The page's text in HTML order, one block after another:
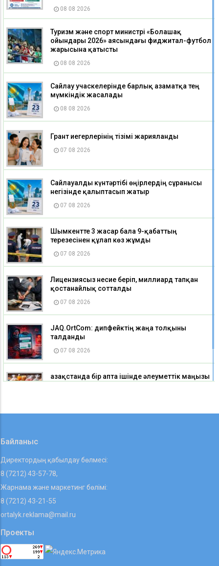
08 08 2026
Туризм және спорт министрі «Болашақ
ойындары 2026» аясындағы фиджитал-футбол
жарысына қатысты
08 08 2026
Сайлау учаскелерінде барлық азаматқа тең
мүмкіндік жасалады
08 08 2026
Грант иегерлерінің тізімі жарияланды
07 08 2026
Сайлауалды күнтәртібі өңірлердің сұранысы
негізінде қалыптасып жатыр
07 08 2026
Шымкентте 3 жасар бала 9-қабаттың
терезесінен құлап көз жұмды
07 08 2026
Лицензиясыз несие беріп, миллиард тапқан
қостанайлық сотталды
07 08 2026
JAQ.OrtCom: дипфейктің жаңа толқыны
талданды
07 08 2026
Қазақстанда бір апта ішінде әлеуметтік маңызы
Байланыс
Директордың қабылдау бөлмесі:
8 (7212) 43-57-78,
Жарнама және маркетинг бөлімі:
8 (7212) 43-21-55
ortalyk.reklama@mail.ru
Проекты